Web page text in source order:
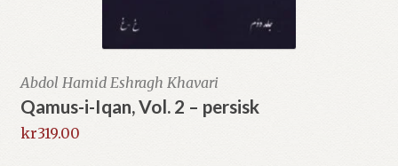
Abdol Hamid Eshragh Khavari
Qamus-i-Iqan, Vol. 2 – persisk
kr319.00